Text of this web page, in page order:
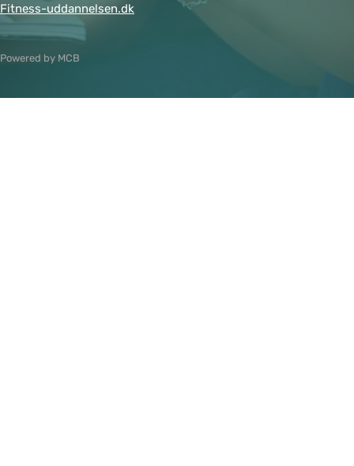
Fitness-uddannelsen.dk
Powered by MCB